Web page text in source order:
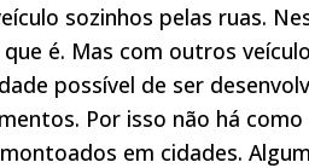
sozinhos pelas ruas.
é. Mas com outros
possível de ser
Por isso não há
em cidades.